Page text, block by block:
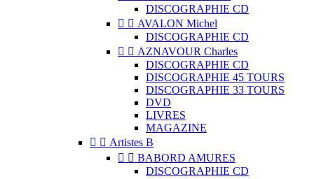
DISCOGRAPHIE CD
  AVALON Michel
DISCOGRAPHIE CD
  AZNAVOUR Charles
DISCOGRAPHIE CD
DISCOGRAPHIE 45 TOURS
DISCOGRAPHIE 33 TOURS
DVD
LIVRES
MAGAZINE
  Artistes B
  BABORD AMURES
DISCOGRAPHIE CD